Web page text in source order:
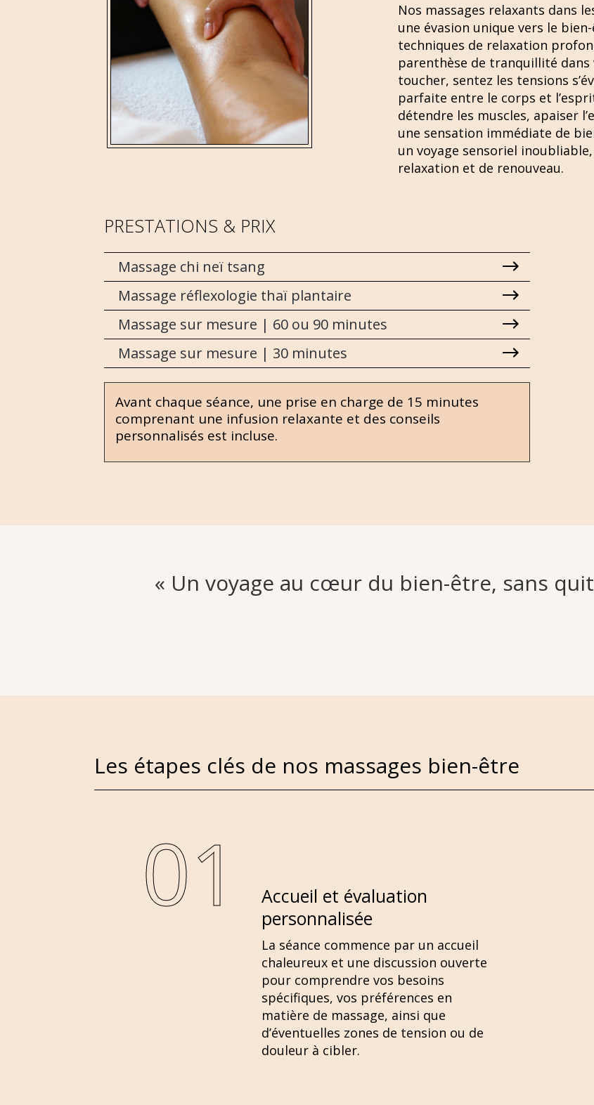
Nos massages relaxants dans
une évasion unique vers le
techniques de relaxation
parenthèse de tranquillité
toucher, sentez les tensions
parfaite entre le corps et
détendre les muscles, apaiser
une sensation immédiate de
un voyage sensoriel
relaxation et de renouveau.
PRESTATIONS & PRIX
Massage chi neï tsang
Massage réflexologie thaï plantaire
Massage sur mesure | 60 ou 90 minutes
Massage sur mesure | 30 minutes
Avant chaque séance, une prise en charge de 15 minutes
comprenant une infusion relaxante et des conseils
personnalisés est incluse.
« Un voyage au cœur du bien-être, sans
Les étapes clés de nos massages bien-être
01
Accueil et évaluation
personnalisée
La séance commence par un accueil
chaleureux et une discussion ouverte
pour comprendre vos besoins
spécifiques, vos préférences en
matière de massage, ainsi que
d’éventuelles zones de tension ou de
douleur à cibler.